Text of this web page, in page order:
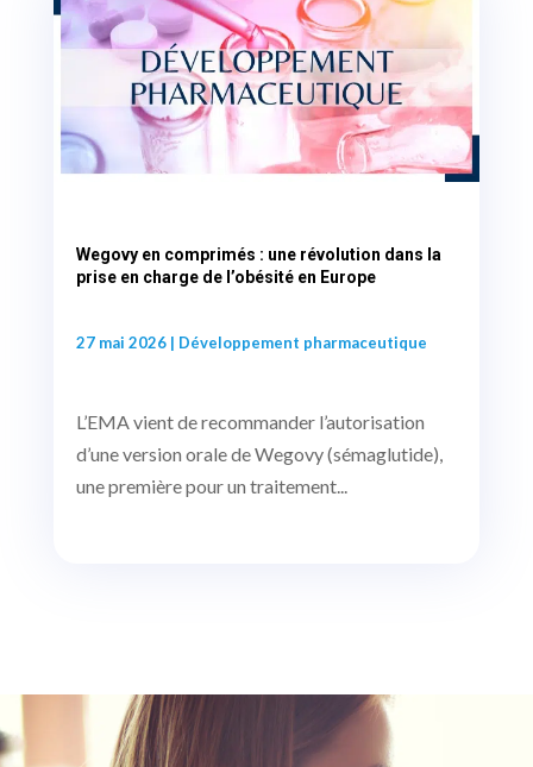
Wegovy en comprimés : une révolution dans la
prise en charge de l’obésité en Europe
27 mai 2026| Développement pharmaceutique
L’EMA vient de recommander l’autorisation
d’une version orale de Wegovy (sémaglutide),
une première pour un traitement...